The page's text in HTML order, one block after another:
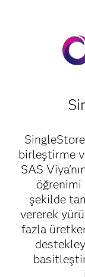
birleştirme
SAS
şekilde
vererek
fazla